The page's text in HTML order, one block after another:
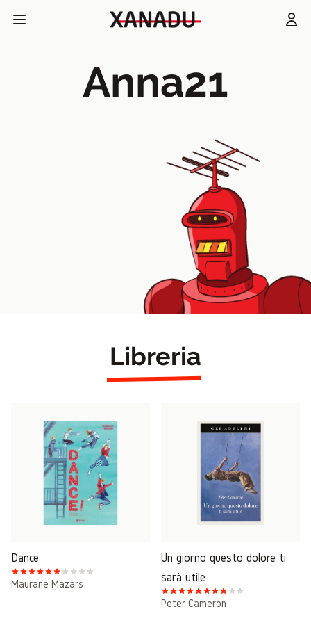
Anna21
Libreria
Dance
Maurane Mazars
Un giorno questo dolore ti
sarà utile
Peter Cameron